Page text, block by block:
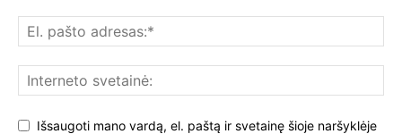
Išsaugoti mano vardą, el. paštą ir svetainę šioje naršyklėje